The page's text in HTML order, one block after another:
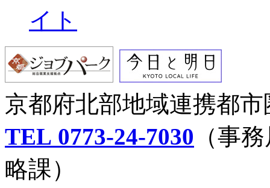
イト
京都府北部地域連携都
TEL 0773‐24-7030 （事
略課）